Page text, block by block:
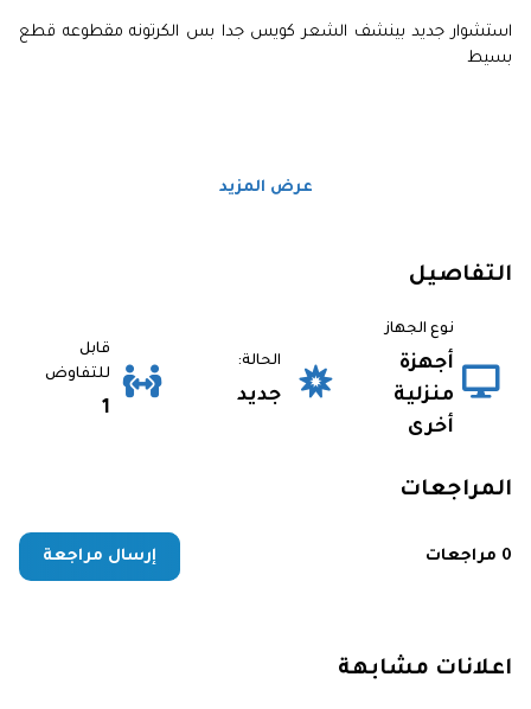
استشوار جديد بينشف الشعر كويس جدا بس الكرتونه مقطوعه قطع
بسيط
عرض المزيد
التفاصيل
نوع الجهاز
أجهزة
منزلية
أخرى
الحالة:
جديد
قابل
للتفاوض
1
المراجعات
0 مراجعات إرسال مراجعة
اعلانات مشابهة